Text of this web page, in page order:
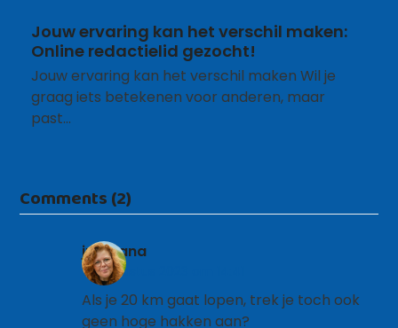
Jouw ervaring kan het verschil maken:
Online redactielid gezocht!
Jouw ervaring kan het verschil maken Wil je
graag iets betekenen voor anderen, maar
past…
Comments (2)
juf Diana
14 augustus 2023 om 14:41
Als je 20 km gaat lopen, trek je toch ook
geen hoge hakken aan?